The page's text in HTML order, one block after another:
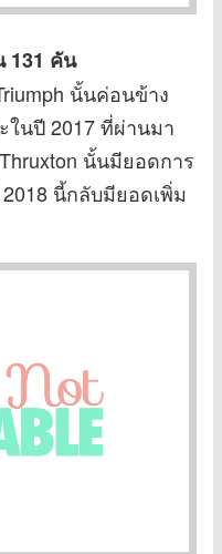
131 คัน
นั้นค่อนข้าง
ในปี 2017 ที่ผ่านมา
นั้นมียอดการ
นี้กลับมียอดเพิ่ม